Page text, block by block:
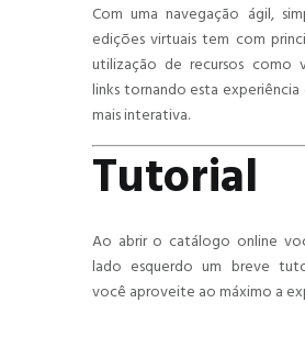
Com uma navegação ágil,
edições virtuais tem com
utilização de recursos como
links tornando esta
mais interativa.
Tutorial
Ao abrir o catálogo online
lado esquerdo um breve
você aproveite ao máximo a